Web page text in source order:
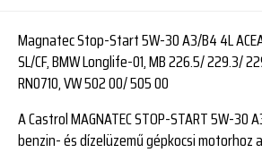
Magnatec Stop-Start 5W-30 A3/B4 4L
SL/CF, BMW Longlife-01, MB 226.5/ 229.3/
RN0710, VW 502 00/ 505 00
A Castrol MAGNATEC STOP-START 5W-30
benzin- és dízelüzemű gépkocsi motorhoz